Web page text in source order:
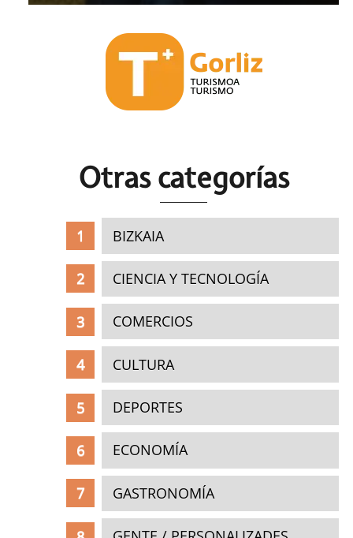
Otras categorías
BIZKAIA
CIENCIA Y TECNOLOGÍA
COMERCIOS
CULTURA
DEPORTES
ECONOMÍA
GASTRONOMÍA